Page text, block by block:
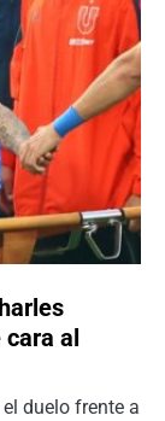
cara al
duelo frente a